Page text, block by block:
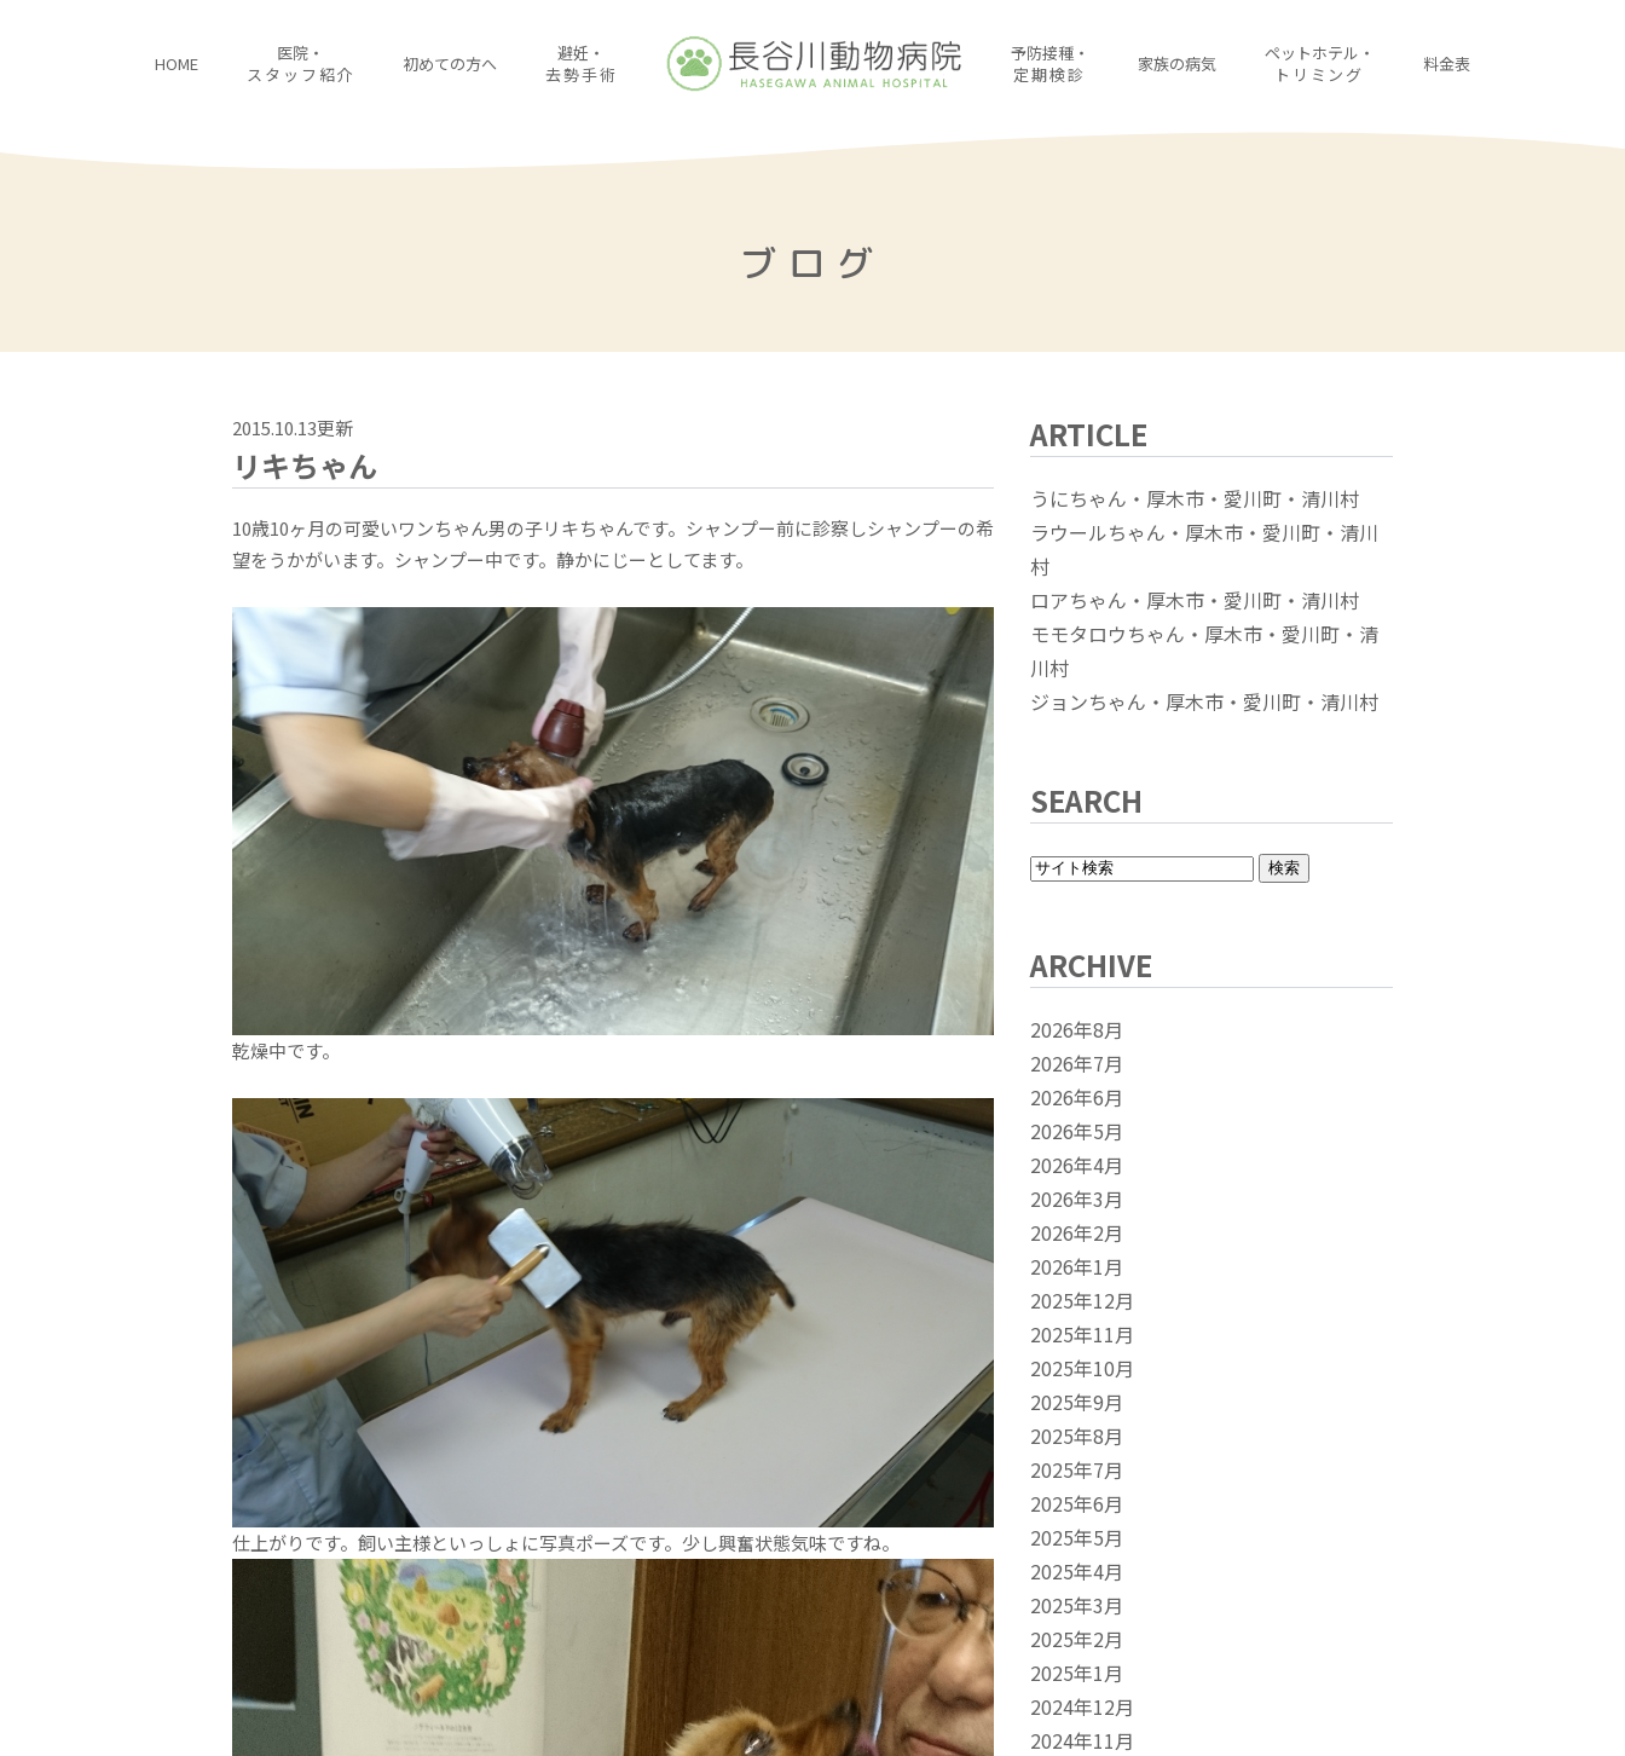
HOME
医院・
スタッフ紹介
初めての方へ
避妊・
去勢手術
予防接種・
定期検診
家族の病気
ペットホテル・
トリミング
料金表
ブログ
2015.10.13更新
リキちゃん
10歳10ヶ月の可愛いワンちゃん男の子リキちゃんです。シャンプー前に診察しシャンプーの希
望をうかがいます。シャンプー中です。静かにじーとしてます。
乾燥中です。
仕上がりです。飼い主様といっしょに写真ポーズです。少し興奮状態気味ですね。
ARTICLE
うにちゃん・厚木市・愛川町・清川村
ラウールちゃん・厚木市・愛川町・清川
村
ロアちゃん・厚木市・愛川町・清川村
モモタロウちゃん・厚木市・愛川町・清
川村
ジョンちゃん・厚木市・愛川町・清川村
SEARCH
ARCHIVE
2026年8月
2026年7月
2026年6月
2026年5月
2026年4月
2026年3月
2026年2月
2026年1月
2025年12月
2025年11月
2025年10月
2025年9月
2025年8月
2025年7月
2025年6月
2025年5月
2025年4月
2025年3月
2025年2月
2025年1月
2024年12月
2024年11月